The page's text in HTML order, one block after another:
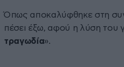
Όπως αποκαλύφθηκε στη
πέσει έξω, αφού η λύση του
τραγωδία».